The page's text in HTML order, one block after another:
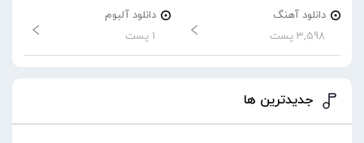
دانلود آهنگ
3,598 پست
دانلود آلبوم
1 پست
جدیدترین ها